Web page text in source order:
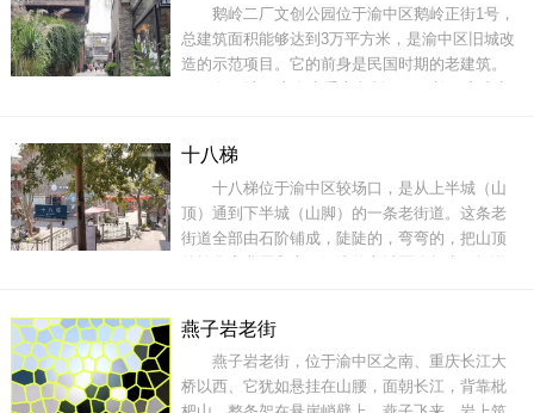
山四路（中山四路小学）、李子坝正街40号、健
康路1号，南岸
鹅岭二厂文创公园位于渝中区鹅岭正街1号，
总建筑面积能够达到3万平方米，是渝中区旧城改
造的示范项目。它的前身是民国时期的老建筑。
多都是这里印制的。后来，重庆印制二厂整体搬
迁，原来的老旧厂房便空置起来。2014年初，鹅
十八梯
十八梯位于渝中区较场口，是从上半城（山
顶）通到下半城（山脚）的一条老街道。这条老
街道全部由石阶铺成，陡陡的，弯弯的，把山顶
的繁华商业区和山下江边的老城区连起来。据说
石梯，因此人们把这里称作“十八梯”。若论十八梯
的繁华，最早可追溯到南宋时期。那时，重庆城
内开始修筑
燕子岩老街
燕子岩老街，位于渝中区之南、重庆长江大
桥以西、它犹如悬挂在山腰，面朝长江，背靠枇